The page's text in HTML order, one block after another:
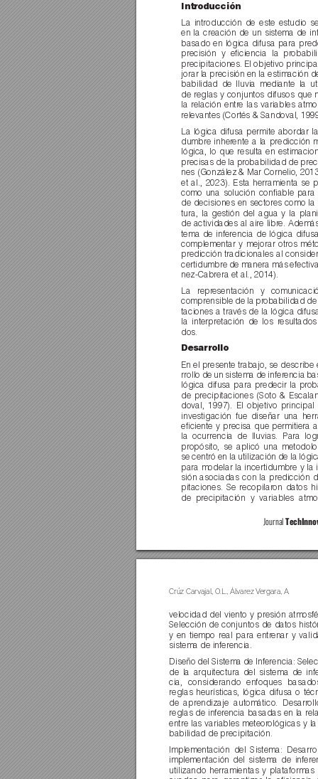
Journal
Introducción
La introducción de este estudio
en la creación de un sistema de
basado en lógica difusa para
precisión y eﬁciencia la pr
precipitaciones. El objetivo
jorar la precisión en la estimación
babilidad de lluvia mediante la
de reglas y conjuntos difusos que
la relación entre las variables
relevantes (Cortés & Sandoval,
La lógica difusa permite abordar
dumbre inherente a la predicción
lógica, lo que resulta en
precisas de la probabilidad de
nes (González & Mar Cornelio,
et al., 2023). Esta herramienta se
como una solución conﬁable
de decisiones en sectores como la
tura, la gestión del agua y la
de actividades al aire libre.
tema de inferencia de lógica
complementar y mejorar otros
predicción tradicionales al
certidumbre de manera más
nez-Cabrera et al., 2014).
La representación y
comprensible de la probabilidad
taciones a través de la lógica
la interpretación de los r
dos.
Desarrollo
En el presente trabajo, se describe
rrollo de un sistema de inferencia
lógica difusa para predecir la pr
de precipitaciones (Soto &
doval, 1997). El objetivo
investigación fue diseñar una
eﬁciente y precisa que permitiera
la ocurrencia de lluvias. Para
propósito, se aplicó una
se centró en la utilización de la
para modelar la incertidumbre y la
sión asociadas con la predicción
pitaciones. Se recopilaron datos
de precipitación y variables
velocidad del viento y presión
Selección de conjuntos de datos
y en tiempo real para entrenar y
sistema de inferencia.
Diseño del Sistema de Inferencia:
de la arquitectura del sistema de
cia, considerando enfoques
reglas heurísticas, lógica difusa o
de aprendizaje automático. Desarr
reglas de inferencia basadas en la
entre las variables meteorológicas y
babilidad de precipitación.
Implementación del Sistema:
implementación del sistema de
utilizando herramientas y plataformas
Crúz Carvajal, O.L., Álvarez Vergara, A.